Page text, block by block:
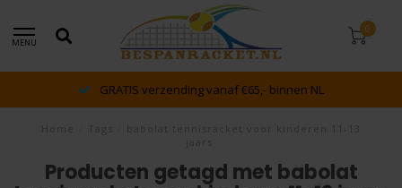
MENU
0
GRATIS verzending vanaf €65,- binnen NL
Producten getagd met babolat